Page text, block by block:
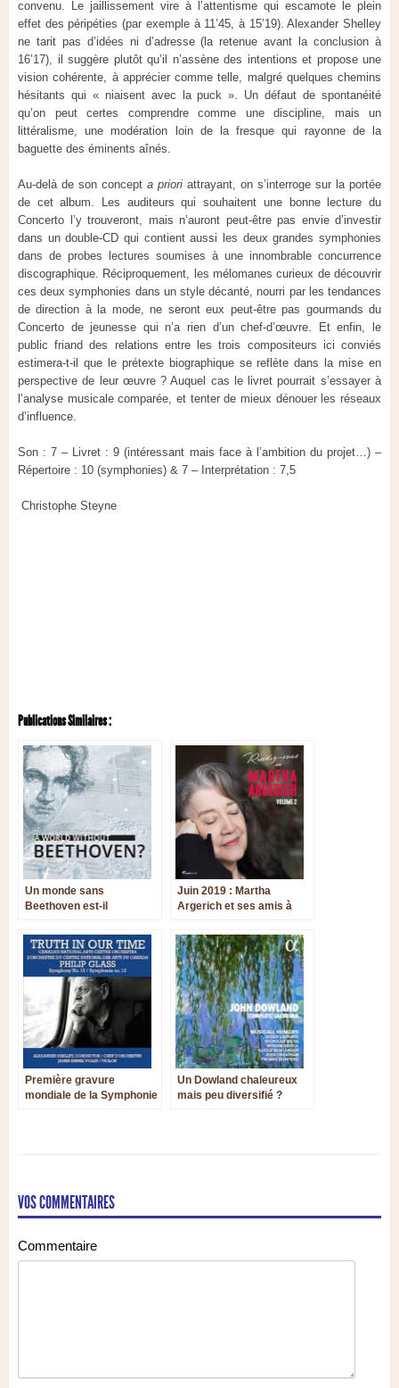
convenu. Le jaillissement vire à l’attentisme qui escamote le plein
effet des péripéties (par exemple à 11’45, à 15’19). Alexander Shelley
ne tarit pas d’idées ni d’adresse (la retenue avant la conclusion à
16’17), il suggère plutôt qu’il n’assène des intentions et propose une
vision cohérente, à apprécier comme telle, malgré quelques chemins
hésitants qui « niaisent avec la puck ». Un défaut de spontanéité
qu’on peut certes comprendre comme une discipline, mais un
littéralisme, une modération loin de la fresque qui rayonne de la
baguette des éminents aînés.
Au-delà de son concept a priori attrayant, on s’interroge sur la portée
de cet album. Les auditeurs qui souhaitent une bonne lecture du
Concerto l’y trouveront, mais n’auront peut-être pas envie d’investir
dans un double-CD qui contient aussi les deux grandes symphonies
dans de probes lectures soumises à une innombrable concurrence
discographique. Réciproquement, les mélomanes curieux de découvrir
ces deux symphonies dans un style décanté, nourri par les tendances
de direction à la mode, ne seront eux peut-être pas gourmands du
Concerto de jeunesse qui n’a rien d’un chef-d’œuvre. Et enfin, le
public friand des relations entre les trois compositeurs ici conviés
estimera-t-il que le prétexte biographique se reflète dans la mise en
perspective de leur œuvre ? Auquel cas le livret pourrait s’essayer à
l’analyse musicale comparée, et tenter de mieux dénouer les réseaux
d’influence.
Son : 7 – Livret : 9 (intéressant mais face à l’ambition du projet…) –
Répertoire : 10 (symphonies) & 7 – Interprétation : 7,5
Christophe Steyne
Publications Similaires :
Un monde sans
Beethoven est-il
Juin 2019 : Martha
Argerich et ses amis à
Première gravure
mondiale de la Symphonie
Un Dowland chaleureux
mais peu diversifié ?
VOS COMMENTAIRES
Commentaire